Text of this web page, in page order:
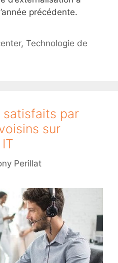
précédente.
,Technologie de
satisfaits par
sur
Perillat